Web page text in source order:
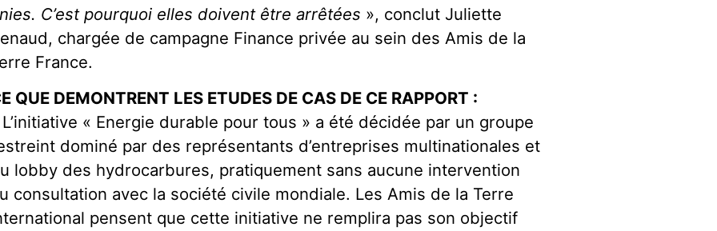
C’est pourquoi elles doivent être arrêtées », conclut Juliette
chargée de campagne Finance privée au sein des Amis de la
France.
QUE DEMONTRENT LES ETUDES DE CAS DE CE RAPPORT :
L’initiative « Energie durable pour tous » a été décidée par un groupe
dominé par des représentants d’entreprises multinationales et
lobby des hydrocarbures, pratiquement sans aucune intervention
consultation avec la société civile mondiale. Les Amis de la Terre
pensent que cette initiative ne remplira pas son objectif